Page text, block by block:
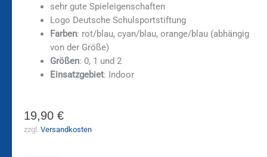
sehr gute Spieleigenschaften
Logo Deutsche Schulsportstiftung
Farben: rot/blau, cyan/blau, orange/blau (abhängig
von der Größe)
Größen: 0, 1 und 2
Einsatzgebiet: Indoor
19,90 €
zzgl. Versandkosten